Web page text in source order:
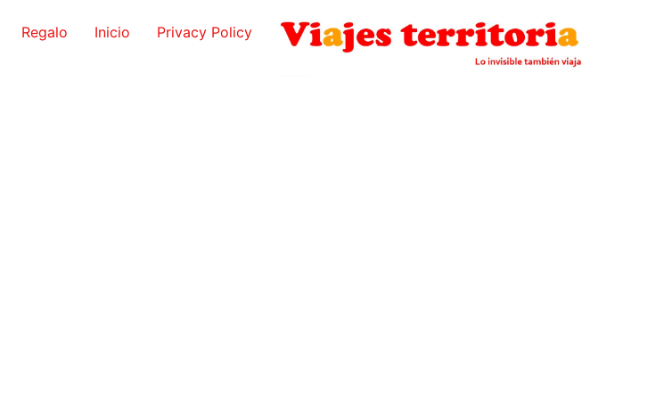
Regalo Inicio
Privacy Policy